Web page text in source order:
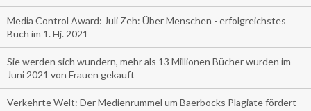
Media Control Award: Juli Zeh: Über Menschen - erfolgreichstes
Buch im 1. Hj. 2021
Sie werden sich wundern, mehr als 13 Millionen Bücher wurden im
Juni 2021 von Frauen gekauft
Verkehrte Welt: Der Medienrummel um Baerbocks Plagiate fördert